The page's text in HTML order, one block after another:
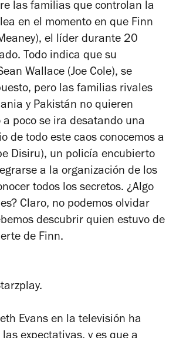
las familias que controlan la
en el momento en que Finn
el líder durante 20
Todo indica que su
Wallace (Joe Cole), se
pero las familias rivales
y Pakistán no quieren
poco se ira desatando una
de todo este caos conocemos a
Disiru), un policía encubierto
a la organización de los
todos los secretos. ¿Algo
Claro, no podemos olvidar
descubrir quien estuvo de
de Finn.
Evans en la televisión ha